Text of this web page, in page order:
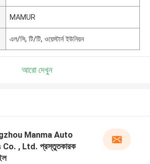
MAMUR
এল/সি, টি/টি, ওয়েস্টার্ন ইউনিয়ন
আরো দেখুন
Manma Auto
, Ltd. প্রস্তুতকারক